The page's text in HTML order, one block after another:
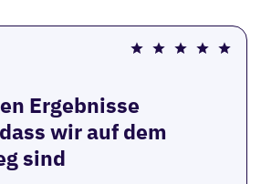
Ergebnisse
wir auf dem
sind